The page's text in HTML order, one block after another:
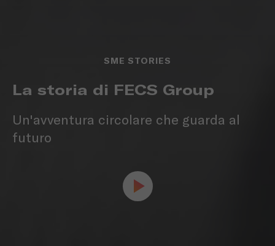
SME STORIES
La storia di FECS Group
Un'avventura circolare che guarda al
futuro